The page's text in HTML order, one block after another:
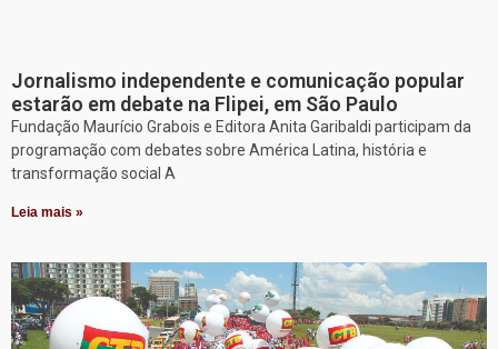
Jornalismo independente e comunicação popular
estarão em debate na Flipei, em São Paulo
Fundação Maurício Grabois e Editora Anita Garibaldi participam da
programação com debates sobre América Latina, história e
transformação social A
Leia mais »